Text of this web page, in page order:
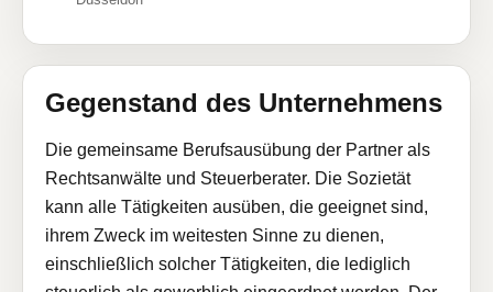
Gegenstand des Unternehmens
Die gemeinsame Berufsausübung der Partner als
Rechtsanwälte und Steuerberater. Die Sozietät
kann alle Tätigkeiten ausüben, die geeignet sind,
ihrem Zweck im weitesten Sinne zu dienen,
einschließlich solcher Tätigkeiten, die lediglich